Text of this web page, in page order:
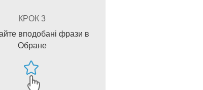
КРОК 3
вподобані фрази в
Обране